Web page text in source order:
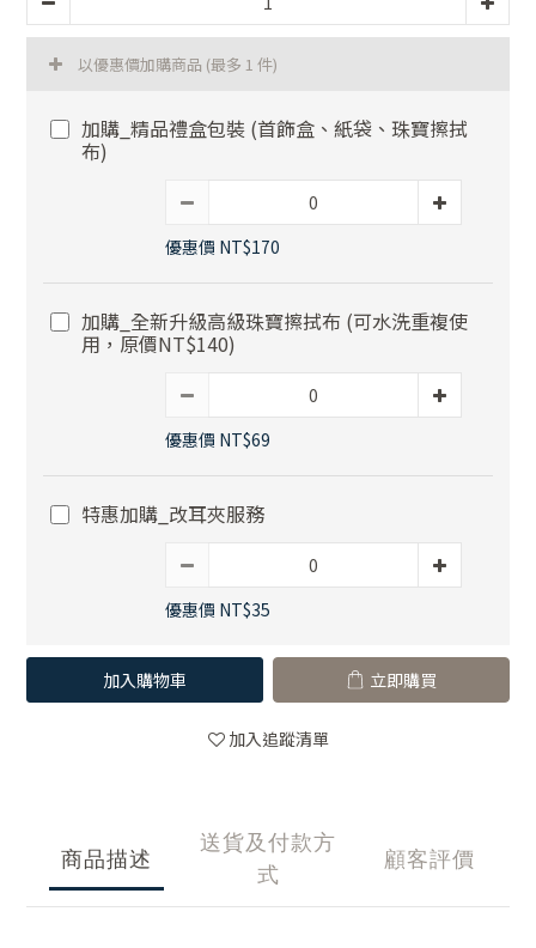
以優惠價加購商品 (最多 1 件)
加購_精品禮盒包裝 (首飾盒、紙袋、珠寶擦拭
布)
優惠價 NT$170
加購_全新升級高級珠寶擦拭布 (可水洗重複使
用，原價NT$140)
優惠價 NT$69
特惠加購_改耳夾服務
優惠價 NT$35
加入購物車 立即購買
加入追蹤清單
商品描述
送貨及付款方
式
顧客評價